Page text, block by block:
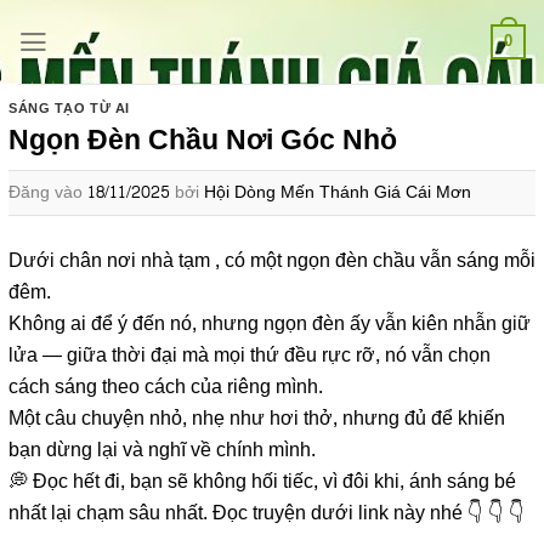
qua
nội
dung
0
SÁNG TẠO TỪ AI
Ngọn Đèn Chầu Nơi Góc Nhỏ
Đăng vào 18/11/2025 bởi Hội Dòng Mến Thánh Giá Cái Mơn
Dưới chân nơi nhà tạm , có một ngọn đèn chầu vẫn sáng mỗi
đêm.
Không ai để ý đến nó, nhưng ngọn đèn ấy vẫn kiên nhẫn giữ
lửa — giữa thời đại mà mọi thứ đều rực rỡ, nó vẫn chọn
cách sáng theo cách của riêng mình.
Một câu chuyện nhỏ, nhẹ như hơi thở, nhưng đủ để khiến
bạn dừng lại và nghĩ về chính mình.
💭 Đọc hết đi, bạn sẽ không hối tiếc, vì đôi khi, ánh sáng bé
nhất lại chạm sâu nhất. Đọc truyện dưới link này nhé 👇 👇 👇